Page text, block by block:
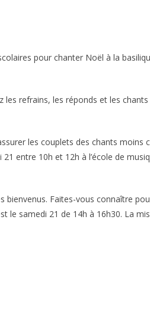
pour chanter Noël à la
les refrains, les réponds et les
les couplets des chants moins
entre 10h et 12h à l’école de
bienvenus. Faites-vous connaître
le samedi 21 de 14h à 16h30. La